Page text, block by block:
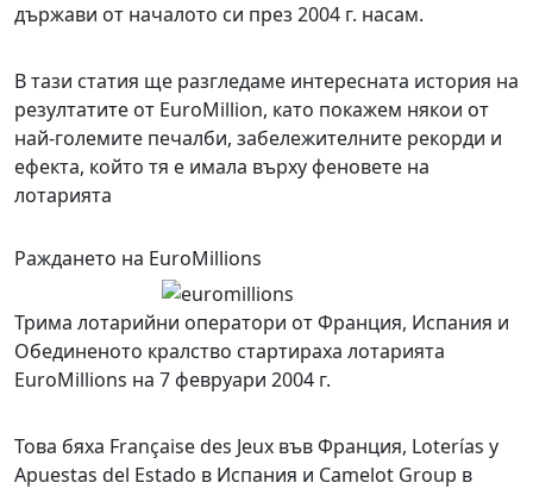
държави от началото си през 2004 г. насам.
В тази статия ще разгледаме интересната история на
резултатите от EuroMillion, като покажем някои от
най-големите печалби, забележителните рекорди и
ефекта, който тя е имала върху феновете на
лотарията
Раждането на EuroMillions
Трима лотарийни оператори от Франция, Испания и
Обединеното кралство стартираха лотарията
EuroMillions на 7 февруари 2004 г.
Това бяха Française des Jeux във Франция, Loterías y
Apuestas del Estado в Испания и Camelot Group в